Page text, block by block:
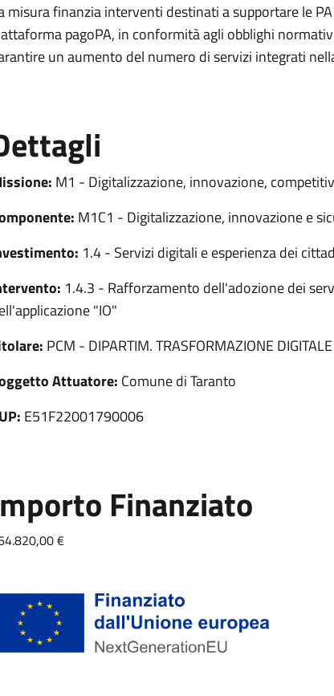
misura finanzia interventi destinati a supportare le
pagoPA, in conformità agli obblighi
un aumento del numero di servizi integrati
M1 - Digitalizzazione, innovazione,
M1C1 - Digitalizzazione, innovazione e
1.4 - Servizi digitali e esperienza dei
1.4.3 - Rafforzamento dell'adozione dei
"IO"
PCM - DIPARTIM. TRASFORMAZIONE DIGITALE
Attuatore: Comune di Taranto
E51F22001790006
Finanziato
€